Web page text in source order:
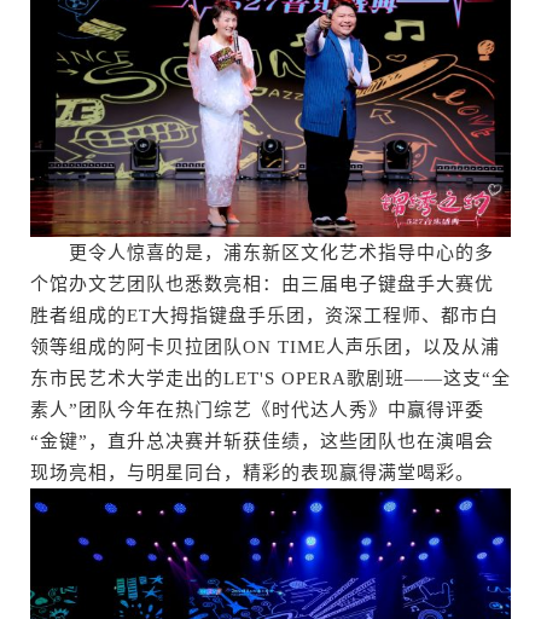
更令人惊喜的是，浦东新区文化艺术指导中心的多
个馆办文艺团队也悉数亮相：由三届电子键盘手大赛优
胜者组成的ET大拇指键盘手乐团，资深工程师、都市白
领等组成的阿卡贝拉团队ON TIME人声乐团，以及从浦
东市民艺术大学走出的LET'S OPERA歌剧班——这支“全
素人”团队今年在热门综艺《时代达人秀》中赢得评委
“金键”，直升总决赛并斩获佳绩，这些团队也在演唱会
现场亮相，与明星同台，精彩的表现赢得满堂喝彩。